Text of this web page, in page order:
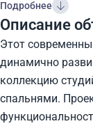
Подробнее
Описание
Этот
динамично
коллекцию
спальнями.